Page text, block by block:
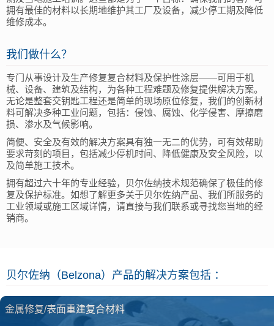
拥有最佳的材料以长期地维护其工厂及设备，减少停工期及降低
维修成本。
我们做什么？
专门从事设计及生产修复复合材料及保护性涂层——可用于机
械、设备、建筑及结构，为各种工程难题及修复提供解决方案。
无论是整套交钥匙工程还是简单的现场原位修复，我们的创新材
料可解决多种工业问题，包括：侵蚀、腐蚀、化学侵害、摩擦磨
损、渗水及气候影响。
简便、安全及有效的解决方案具有独一无二的优势，可有效帮助
要求苛刻的项目，包括减少停机时间、降低健康及安全风险，以
及简单施工技术。
拥有超过六十年的专业经验，贝尔佐纳技术规范确保了极佳的修
复及保护标准。如想了解更多关于贝尔佐纳产品、我们所服务的
工业领域或施工区域详情，请直接与我们联系或寻找您当地的经
销商。
贝尔佐纳（Belzona）产品的解决方案包括 ：
金属修复/表面重建复合材料